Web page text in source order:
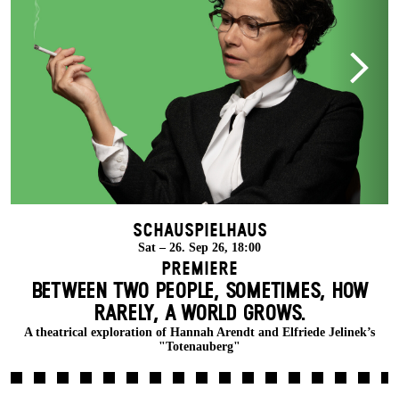
Schauspielhaus
Sat – 26. Sep 26, 18:00
Premiere
BETWEEN TWO PEOPLE, SOMETIMES, HOW
RARELY, A WORLD GROWS.
A theatrical exploration of Hannah Arendt and Elfriede Jelinek’s
"Totenauberg"